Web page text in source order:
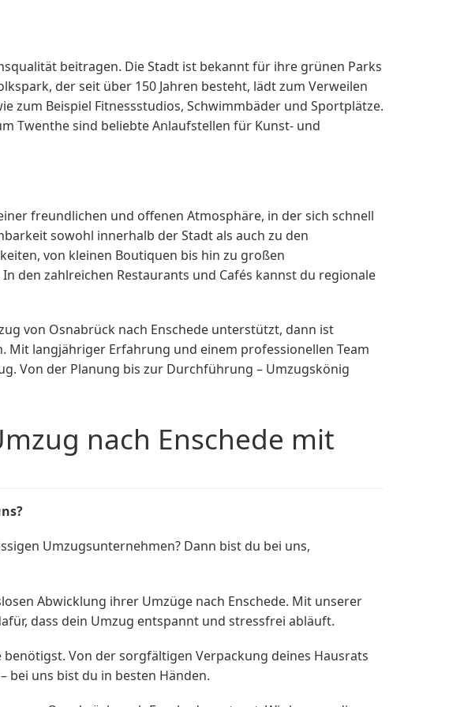
beitragen. Die Stadt ist bekannt für ihre grünen Parks
der seit über 150 Jahren besteht, lädt zum Verweilen
zum Beispiel Fitnessstudios, Schwimmbäder und Sportplätze.
Twenthe sind beliebte Anlaufstellen für Kunst- und
freundlichen und offenen Atmosphäre, in der sich schnell
sowohl innerhalb der Stadt als auch zu den
von kleinen Boutiquen bis hin zu großen
den zahlreichen Restaurants und Cafés kannst du regionale
von Osnabrück nach Enschede unterstützt, dann ist
langjähriger Erfahrung und einem professionellen Team
Von der Planung bis zur Durchführung – Umzugskönig
nach Enschede mit
Umzugsunternehmen? Dann bist du bei uns,
Abwicklung ihrer Umzüge nach Enschede. Mit unserer
dass dein Umzug entspannt und stressfrei abläuft.
Von der sorgfältigen Verpackung deines Hausrats
bei uns bist du in besten Händen.